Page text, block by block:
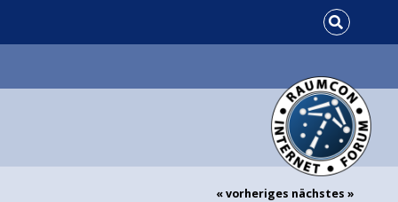
« vorheriges nächstes »